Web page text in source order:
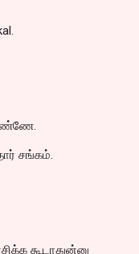
சங்கம்.
கூடாதுன்னு